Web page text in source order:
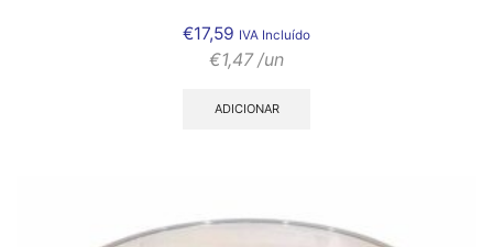
€17,59 IVA Incluído
€1,47 /un
ADICIONAR